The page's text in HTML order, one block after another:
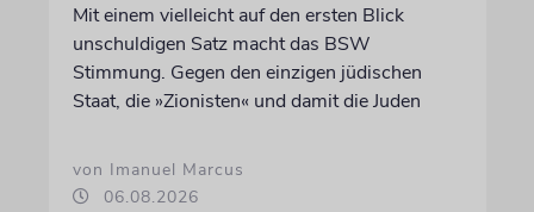
Mit einem vielleicht auf den ersten Blick
unschuldigen Satz macht das BSW
Stimmung. Gegen den einzigen jüdischen
Staat, die »Zionisten« und damit die Juden
von Imanuel Marcus
06.08.2026